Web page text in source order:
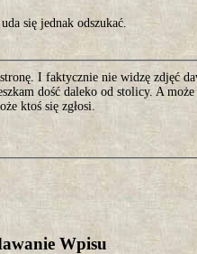
się jednak odszukać.
I faktycznie nie widzę zdjęć
dość daleko od stolicy. A
ktoś się zgłosi.
Wpisu